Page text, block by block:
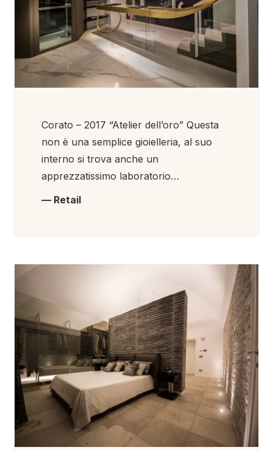
Corato – 2017 “Atelier dell’oro” Questa
non è una semplice gioielleria, al suo
interno si trova anche un
apprezzatissimo laboratorio…
— Retail